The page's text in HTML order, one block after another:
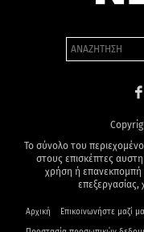
Το σύνολο του
στους επισκέπτες
χρήση ή επανεκπομπή
επεξεργασίας,
Αρχική Επικοινωνήστε μαζί